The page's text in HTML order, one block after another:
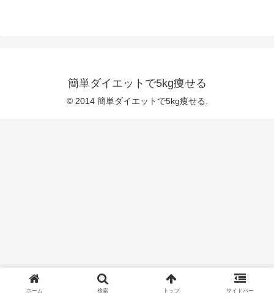
簡単ダイエットで5kg痩せる
© 2014 簡単ダイエットで5kg痩せる.
ホーム 検索 トップ サイドバー